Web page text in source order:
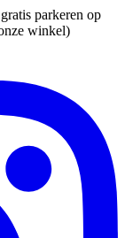
parkeren op
winkel)